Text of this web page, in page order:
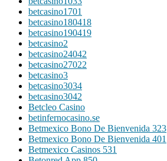
betcasino1701
betcasino180418
betcasino190419
betcasino2
betcasino24042
betcasino27022
betcasino3
betcasino3034
betcasino3042
Betcleo Casino
betinfernocasino.se
Betmexico Bono De Bienvenida 323
Betmexico Bono De Bienvenida 401
Betmexico Casinos 531